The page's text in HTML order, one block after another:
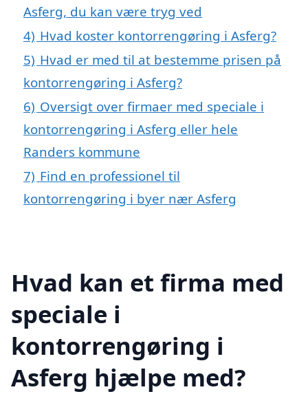
Asferg, du kan være tryg ved
4) Hvad koster kontorrengøring i Asferg?
5) Hvad er med til at bestemme prisen på
kontorrengøring i Asferg?
6) Oversigt over firmaer med speciale i
kontorrengøring i Asferg eller hele
Randers kommune
7) Find en professionel til
kontorrengøring i byer nær Asferg
Hvad kan et firma med
speciale i
kontorrengøring i
Asferg hjælpe med?